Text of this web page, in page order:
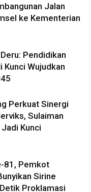
Jalan
ke Kementerian
Pendidikan
Kunci Wujudkan
Perkuat Sinergi
Sulaiman
Kunci
81, Pemkot
Sirine
Proklamasi